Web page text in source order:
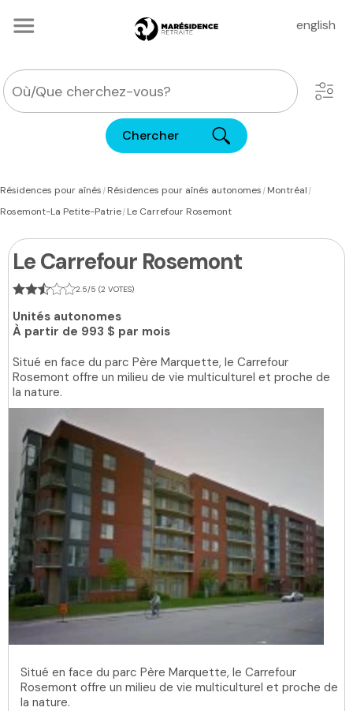
english
Chercher
Résidences pour aînés|Résidences pour aînés autonomes|Montréal|
Rosemont-La Petite-Patrie|Le Carrefour Rosemont
Le Carrefour Rosemont
2.5/5 (2 VOTES)
Unités autonomes
À partir de 993 $ par mois
Situé en face du parc Père Marquette, le Carrefour
Rosemont offre un milieu de vie multiculturel et proche de
la nature.
Situé en face du parc Père Marquette, le Carrefour
Rosemont offre un milieu de vie multiculturel et proche de
la nature.